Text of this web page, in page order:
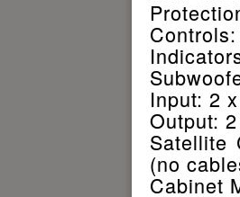
Input: 2
Output:
Satellite
(no
Cabinet